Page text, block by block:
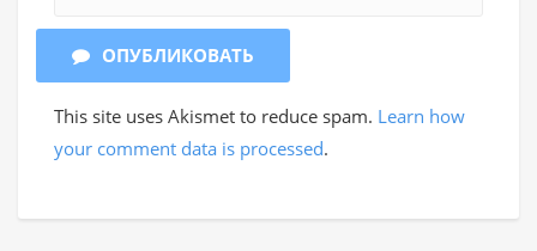
ОПУБЛИКОВАТЬ
This site uses Akismet to reduce spam. Learn how
your comment data is processed.